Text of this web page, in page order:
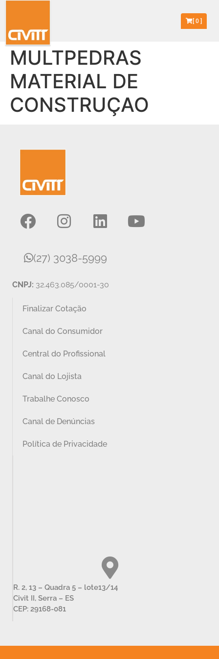
[0]
MULTPEDRAS
MATERIAL DE
CONSTRUÇAO
(27) 3038-5999
CNPJ: 32.463.085/0001-30
Finalizar Cotação
Canal do Consumidor
Central do Profissional
Canal do Lojista
Trabalhe Conosco
Canal de Denúncias
Política de Privacidade
R. 2, 13 – Quadra 5 – lote13/14
Civit II, Serra – ES
CEP: 29168-081